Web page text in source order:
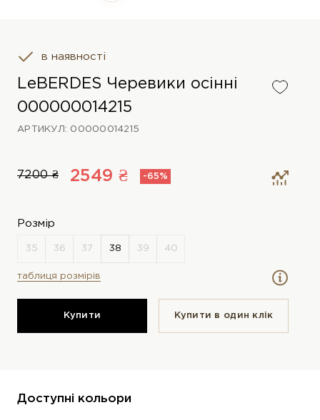
в наявності
LeBERDES Черевики осінні
000000014215
АРТИКУЛ: 00000014215
7200 ₴ 2549 ₴ -65%
Розмір
таблиця розмірів
Купити Купити в один клiк
Доступні кольори